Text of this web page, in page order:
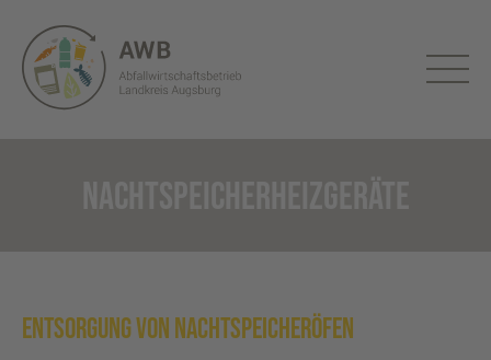
Restmüll
Formulare
Entsorgung von Nachtspeicheröfen